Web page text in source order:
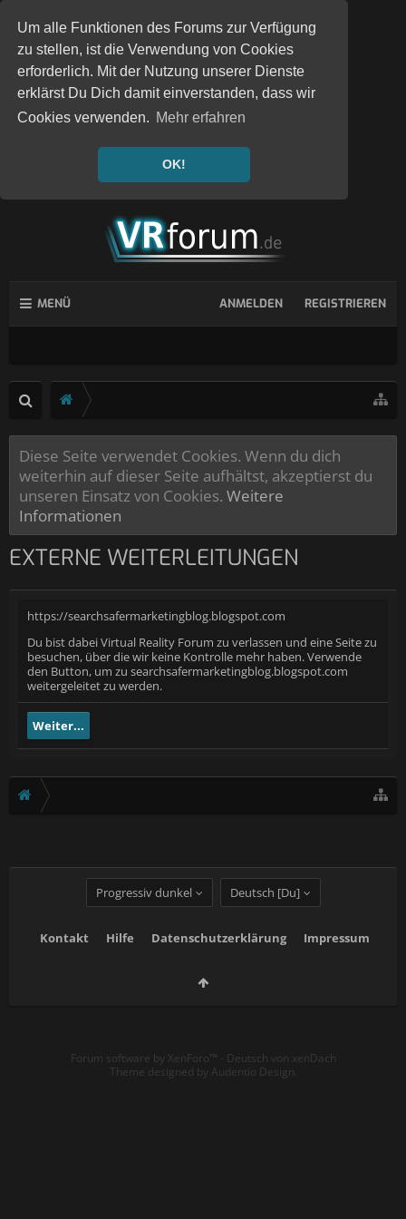
Um alle Funktionen des Forums zur Verfügung
zu stellen, ist die Verwendung von Cookies
erforderlich. Mit der Nutzung unserer Dienste
erklärst Du Dich damit einverstanden, dass wir
Cookies verwenden. Mehr erfahren
OK!
MENÜ ANMELDEN REGISTRIEREN
Diese Seite verwendet Cookies. Wenn du dich
weiterhin auf dieser Seite aufhältst, akzeptierst du
unseren Einsatz von Cookies. Weitere
Informationen
EXTERNE WEITERLEITUNGEN
https://searchsafermarketingblog.blogspot.com
Du bist dabei Virtual Reality Forum zu verlassen und eine Seite zu
besuchen, über die wir keine Kontrolle mehr haben. Verwende
den Button, um zu searchsafermarketingblog.blogspot.com
weitergeleitet zu werden.
Weiter...
Progressiv dunkel Deutsch [Du]
Kontakt Hilfe Datenschutzerklärung Impressum
Forum software by XenForo™ - Deutsch von xenDach
Theme designed by Audentio Design.